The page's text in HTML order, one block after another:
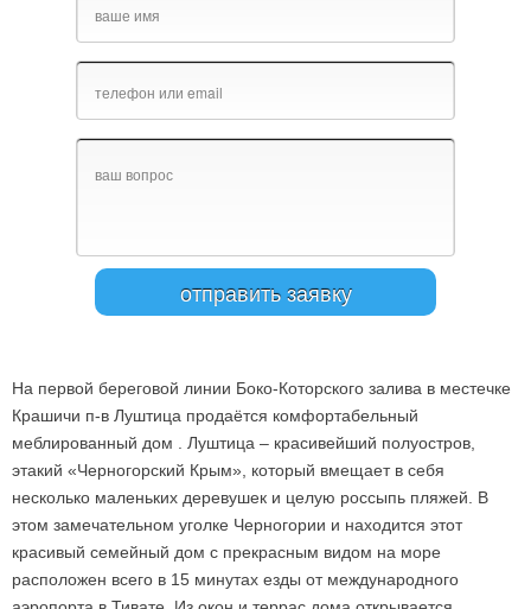
На первой береговой линии Боко-Которского залива в местечке
Крашичи п-в Луштица продаётся комфортабельный
меблированный дом . Луштица – красивейший полуостров,
этакий «Черногорский Крым», который вмещает в себя
несколько маленьких деревушек и целую россыпь пляжей. В
этом замечательном уголке Черногории и находится этот
красивый семейный дом с прекрасным видом на море
расположен всего в 15 минутах езды от международного